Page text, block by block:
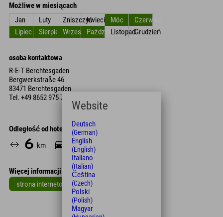
Możliwe w miesiącach
Jan
Luty ZniszczyćkwiecieńMóc
Czerwiec
Lipiec
Sierpień WrzesieńPaździernikListopadGrudzień
osoba kontaktowa
R-E-T Berchtesgaden
Bergwerkstraße 46
83471 Berchtesgaden
Tel. +49 8652 975 710
Odległość od hotelu
6 km 9 Min.
Więcej informacji
strona internetowa
Website
Deutsch
(German)
English
(English)
Italiano
(Italian)
Čeština
(Czech)
Polski
(Polish)
Magyar